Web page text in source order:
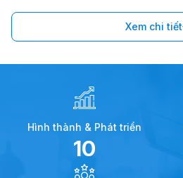
Xem chi tiết
Hình thành & Phát triển
10